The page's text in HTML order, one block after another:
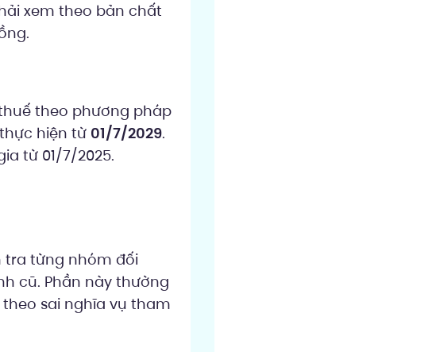
xem theo bản chất
theo phương pháp
hiện từ 01/7/2029.
từ 01/7/2025.
tra từng nhóm đối
cũ. Phần này thường
sai nghĩa vụ tham